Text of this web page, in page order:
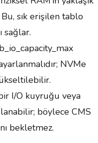
sık erişilen tablo
sağlar.
NVMe
I/O kuyruğu veya
böylece CMS
bekletmez.